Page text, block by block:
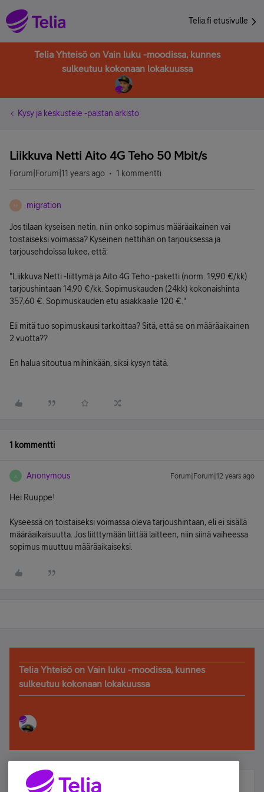
Telia.fi etusivulle
Telia Yhteisö on Vain luku -moodissa, kunnes
sulkeutuu kokonaan lokakuussa
Kysy ja keskustele -palstan arkisto
Liikkuva Netti Aito 4G Teho 50 Mbit/s
Forum|Forum|11 years ago 1 kommentti
M migration
Jos tilaan kyseisen netin, niin onko sopimus määräaikainen vai
toistaiseksi voimassa? Kyseinen nettihän on tarjouksessa ja
tarjousehdoissa lukee, että:
"Liikkuva Netti -liittymä ja Aito 4G Teho -paketti (norm. 19,90 €/kk)
tarjoushintaan 14,90 €/kk. Sopimuskauden (24kk) kokonaishinta
357,60 €. Sopimuskauden etu asiakkaalle 120 €."
Eli mitä tuo sopimuskausi tarkoittaa? Sitä, että se on määräaikainen
2 vuotta??
En halua sitoutua mihinkään, siksi kysyn tätä.
1 kommentti
A Anonymous Forum|Forum|12 years ago
Hei Ruuppe!
Kyseessä on toistaiseksi voimassa oleva tarjoushintaan, eli ei sisällä
määräaikaisuutta. Jos liitttymään liittää laitteen, niin siinä vaiheessa
sopimus muuttuu määräaikaiseksi.
Telia Yhteisö on Vain luku -moodissa, kunnes
sulkeutuu kokonaan lokakuussa